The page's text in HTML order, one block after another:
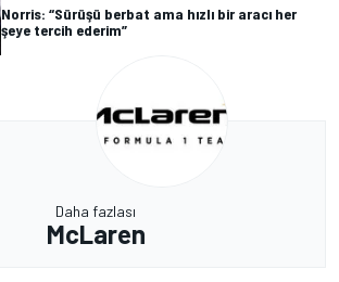
Norris: “Sürüşü berbat ama hızlı bir aracı her
şeye tercih ederim”
Daha fazlası
McLaren